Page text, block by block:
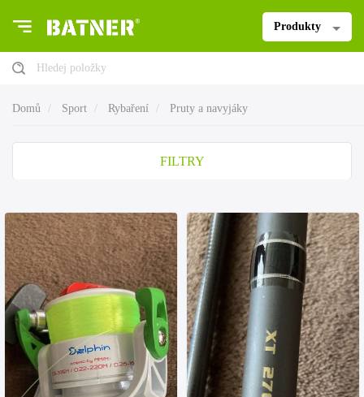
Produkty
Hledej položky
Domů Sport Rybaření Pruty a navyjáky
FILTRY